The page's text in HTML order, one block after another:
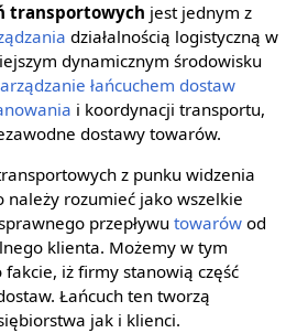
transportowych jest jednym z
działalnością logistyczną w
dynamicznym środowisku
łańcuchem dostaw
i koordynacji transportu,
dostawy towarów.
z punku widzenia
należy rozumieć jako wszelkie
przepływu towarówod
klienta. Możemy w tym
iż firmy stanowią część
Łańcuch ten tworzą
jak i klienci.